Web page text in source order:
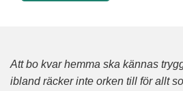
Att bo kvar hemma ska kännas
ibland räcker inte orken till för allt